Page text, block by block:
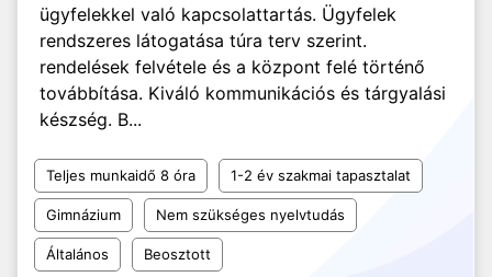
ügyfelekkel való kapcsolattartás. Ügyfelek
rendszeres látogatása túra terv szerint.
rendelések felvétele és a központ felé történő
továbbítása. Kiváló kommunikációs és tárgyalási
készség. B...
Teljes munkaidő 8 óra 1-2 év szakmai tapasztalat
Gimnázium Nem szükséges nyelvtudás
Általános Beosztott